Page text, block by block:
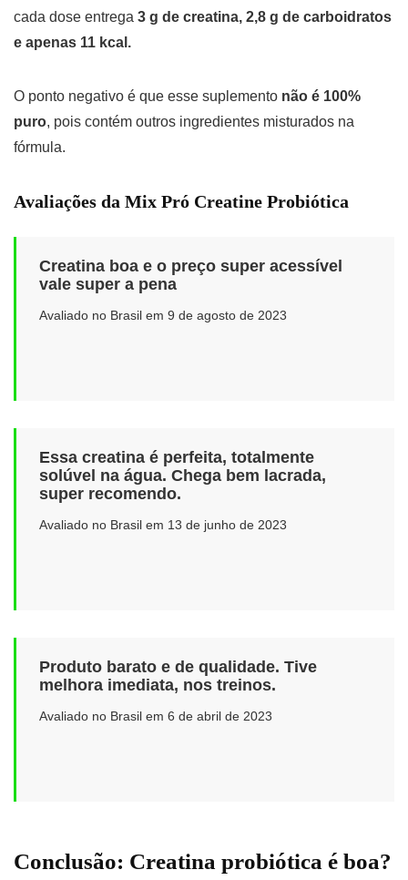
cada dose entrega 3 g de creatina, 2,8 g de carboidratos
e apenas 11 kcal.
O ponto negativo é que esse suplemento não é 100%
puro, pois contém outros ingredientes misturados na
fórmula.
Avaliações da Mix Pró Creatine Probiótica
Creatina boa e o preço super acessível
vale super a pena
Avaliado no Brasil em 9 de agosto de 2023
Essa creatina é perfeita, totalmente
solúvel na água. Chega bem lacrada,
super recomendo.
Avaliado no Brasil em 13 de junho de 2023
Produto barato e de qualidade. Tive
melhora imediata, nos treinos.
Avaliado no Brasil em 6 de abril de 2023
Conclusão: Creatina probiótica é boa?